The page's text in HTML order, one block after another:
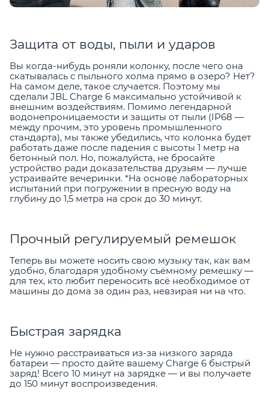
Защита от воды, пыли и ударов
Вы когда-нибудь роняли колонку, после чего она
скатывалась с пыльного холма прямо в озеро? Нет?
На самом деле, такое случается. Поэтому мы
сделали JBL Charge 6 максимально устойчивой к
внешним воздействиям. Помимо легендарной
водонепроницаемости и защиты от пыли (IP68 —
между прочим, это уровень промышленного
стандарта), мы также убедились, что колонка будет
работать даже после падения с высоты 1 метр на
бетонный пол. Но, пожалуйста, не бросайте
устройство ради доказательства друзьям — лучше
устраивайте вечеринки. *На основе лабораторных
испытаний при погружении в пресную воду на
глубину до 1,5 метра на срок до 30 минут.
Прочный регулируемый ремешок
Теперь вы можете носить свою музыку так, как вам
удобно, благодаря удобному съёмному ремешку —
для тех, кто любит переносить всё необходимое от
машины до дома за один раз, невзирая ни на что.
Быстрая зарядка
Не нужно расстраиваться из-за низкого заряда
батареи — просто дайте вашему Charge 6 быстрый
заряд! Всего 10 минут на зарядке — и вы получаете
до 150 минут воспроизведения.